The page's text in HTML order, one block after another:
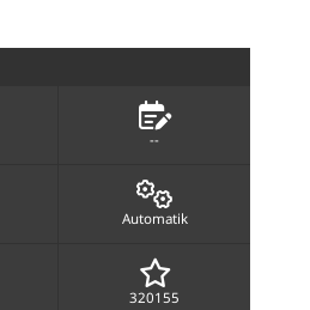
--
Automatik
320155